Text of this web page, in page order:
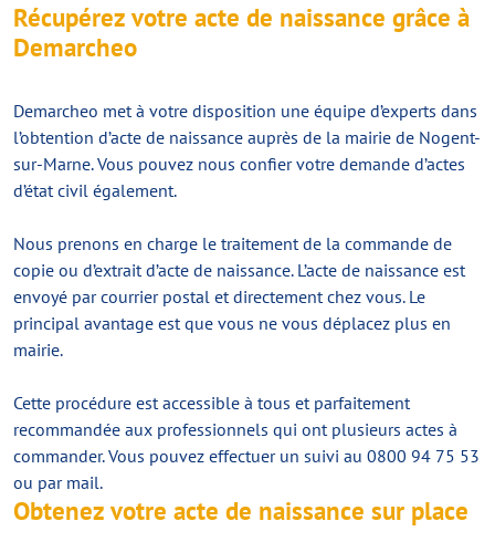
Récupérez votre acte de naissance grâce à
Demarcheo
Demarcheo met à votre disposition une équipe d’experts dans
l’obtention d’acte de naissance auprès de la mairie de Nogent-
sur-Marne. Vous pouvez nous confier votre demande d’actes
d’état civil également.
Nous prenons en charge le traitement de la commande de
copie ou d’extrait d’acte de naissance. L’acte de naissance est
envoyé par courrier postal et directement chez vous. Le
principal avantage est que vous ne vous déplacez plus en
mairie.
Cette procédure est accessible à tous et parfaitement
recommandée aux professionnels qui ont plusieurs actes à
commander. Vous pouvez effectuer un suivi au 0800 94 75 53
ou par mail.
Obtenez votre acte de naissance sur place